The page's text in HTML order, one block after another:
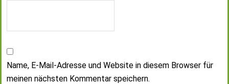
Name, E-Mail-Adresse und Website in diesem Browser für
meinen nächsten Kommentar speichern.